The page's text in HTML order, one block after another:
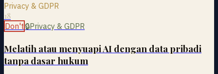
Privacy & GDPR
18
Don't 🔒Privacy & GDPR
Melatih atau menyuapi AI dengan data pribadi
tanpa dasar hukum